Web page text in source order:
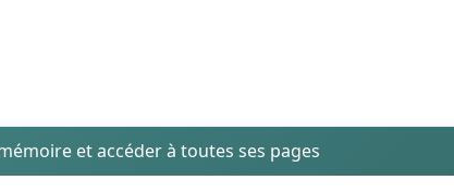
et accéder à toutes ses pages